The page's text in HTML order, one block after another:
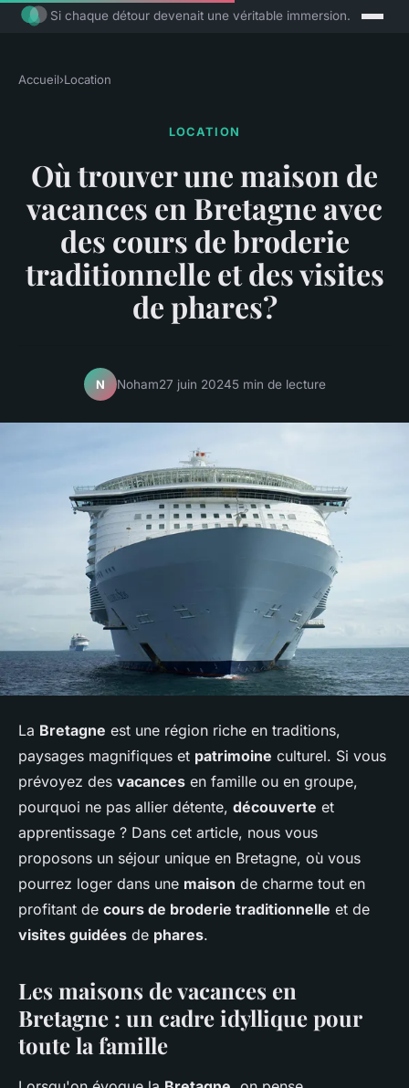
Si chaque détour devenait une véritable immersion.
Accueil›Location
LOCATION
Où trouver une maison de
vacances en Bretagne avec
des cours de broderie
traditionnelle et des visites
de phares?
N Noham27 juin 20245 min de lecture
La Bretagne est une région riche en traditions,
paysages magnifiques et patrimoine culturel. Si vous
prévoyez des vacances en famille ou en groupe,
pourquoi ne pas allier détente, découverte et
apprentissage ? Dans cet article, nous vous
proposons un séjour unique en Bretagne, où vous
pourrez loger dans une maison de charme tout en
profitant de cours de broderie traditionnelle et de
visites guidées de phares.
Les maisons de vacances en
Bretagne : un cadre idyllique pour
toute la famille